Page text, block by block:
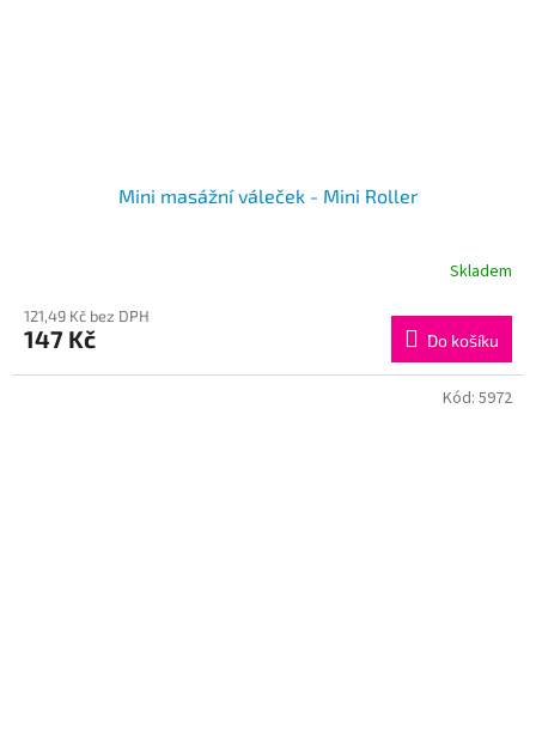
Mini masážní váleček - Mini Roller
Skladem
121,49 Kč bez DPH
147 Kč Do košíku
Kód: 5972